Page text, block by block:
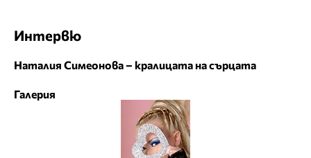
Интервю
Наталия Симеонова – кралицата на сърцата
Галерия